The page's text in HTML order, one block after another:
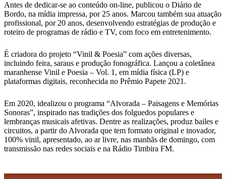
Antes de dedicar-se ao conteúdo on-line, publicou o Diário de
Bordo, na mídia impressa, por 25 anos. Marcou também sua atuação
profissional, por 20 anos, desenvolvendo estratégias de produção e
roteiro de programas de rádio e TV, com foco em entretenimento.
É criadora do projeto “Vinil & Poesia” com ações diversas,
incluindo feira, saraus e produção fonográfica. Lançou a coletânea
maranhense Vinil e Poesia – Vol. 1, em mídia física (LP) e
plataformas digitais, reconhecida no Prêmio Papete 2021.
Em 2020, idealizou o programa “Alvorada – Paisagens e Memórias
Sonoras”, inspirado nas tradições dos folguedos populares e
lembranças musicais afetivas. Dentre as realizações, produz bailes e
circuitos, a partir do Alvorada que tem formato original e inovador,
100% vinil, apresentado, ao ar livre, nas manhãs de domingo, com
transmissão nas redes sociais e na Rádio Timbira FM.